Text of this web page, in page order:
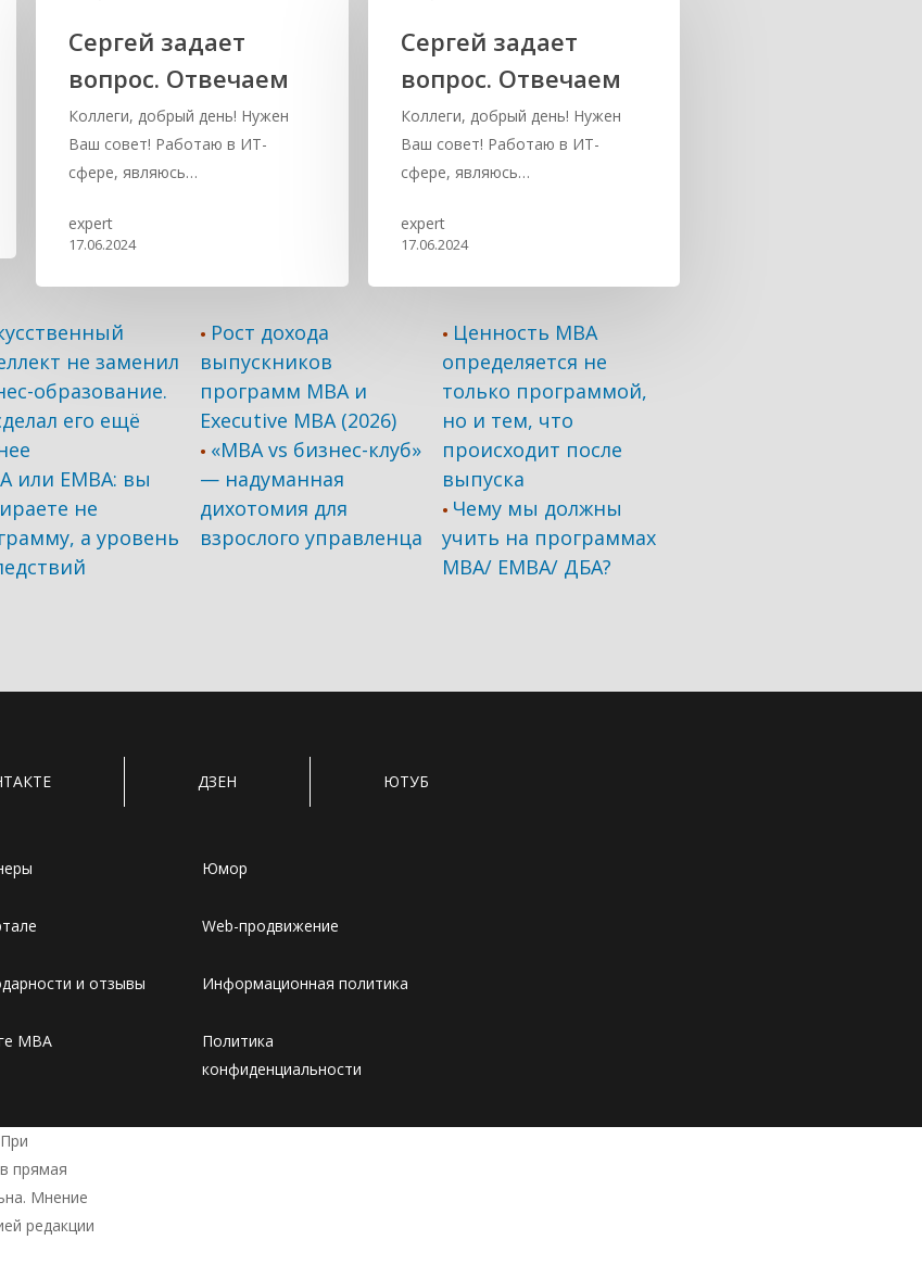
Сергей задает
вопрос. Отвечаем
Коллеги, добрый день! Нужен
Ваш совет! Работаю в ИТ-
сфере, являюсь…
expert
17.06.2024
Сергей задает
вопрос. Отвечаем
Коллеги, добрый день! Нужен
Ваш совет! Работаю в ИТ-
сфере, являюсь…
expert
17.06.2024
не заменил
образование.
его ещё
или EMBA: вы
не
а уровень
• Рост дохода
выпускников
программ МВА и
Executive MBA (2026)
• «MBA vs бизнес-клуб»
— надуманная
дихотомия для
взрослого управленца
• Ценность MBA
определяется не
только программой,
но и тем, что
происходит после
выпуска
• Чему мы должны
учить на программах
МВА/ ЕМВА/ ДБА?
ДЗЕН ЮТУБ
и отзывы
MBA
Юмор
Web-продвижение
Информационная политика
Политика
конфиденциальности
прямая
Мнение
редакции